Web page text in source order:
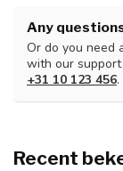
Any
Or do you need
with our
+31 10 123 456
Recent